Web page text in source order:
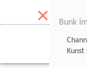
× Bunk